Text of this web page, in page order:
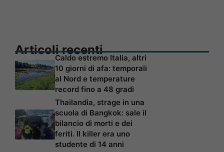
Articoli recenti
Caldo estremo Italia, altri
10 giorni di afa: temporali
al Nord e temperature
record fino a 48 gradi
Thailandia, strage in una
scuola di Bangkok: sale il
bilancio di morti e dei
feriti. Il killer era uno
studente di 14 anni